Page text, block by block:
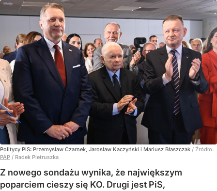
Politycy PiS: Przemysław Czarnek, Jarosław Kaczyński i Mariusz Błaszczak / Źródło:
PAP / Radek Pietruszka
Z nowego sondażu wynika, że największym
poparciem cieszy się KO. Drugi jest PiS,